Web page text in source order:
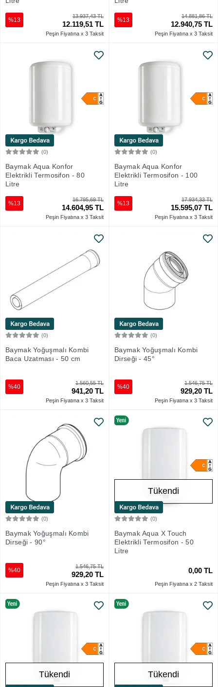
13.937,43 TL
12.119,51 TL
%13
Peşin Fiyatına x 3 Taksit
14.881,86 TL
12.940,75 TL
%13
Peşin Fiyatına x 3 Taksit
(0)
Baymak Aqua Konfor
Elektrikli Termosifon - 80
Litre
16.795,69 TL
14.604,95 TL
%13
Peşin Fiyatına x 3 Taksit
(0)
Baymak Aqua Konfor
Elektrikli Termosifon - 100
Litre
17.934,33 TL
15.595,07 TL
%13
Peşin Fiyatına x 3 Taksit
(0)
Baymak Yoğuşmalı Kombi
Baca Uzatması - 50 cm
1.560,55 TL
941,20 TL
%40
Peşin Fiyatına x 3 Taksit
(0)
Baymak Yoğuşmalı Kombi
Dirseği - 45°
1.546,75 TL
929,20 TL
%40
Peşin Fiyatına x 3 Taksit
(0)
Baymak Yoğuşmalı Kombi
Dirseği - 90°
1.546,75 TL
929,20 TL
%40
Peşin Fiyatına x 3 Taksit
Tükendi
(0)
Baymak Aqua X Touch
Elektrikli Termosifon - 50
Litre
0,00 TL
Peşin Fiyatına x 2 Taksit
Tükendi Tükendi